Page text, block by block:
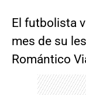
El futbolista
mes de su
Romántico